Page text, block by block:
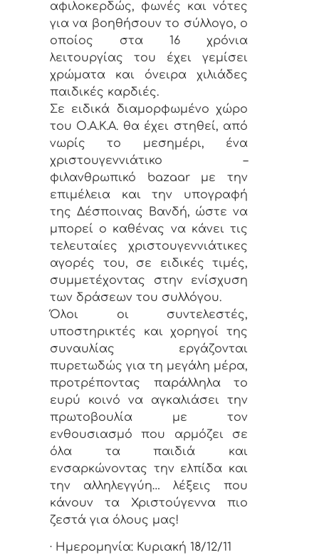
αφιλοκερδώς, φωνές και νότες
για να βοηθήσουν το σύλλογο, ο
οποίος στα 16 χρόνια
λειτουργίας του έχει γεμίσει
χρώματα και όνειρα χιλιάδες
παιδικές καρδιές.
Σε ειδικά διαμορφωμένο χώρο
του Ο.Α.Κ.Α. θα έχει στηθεί, από
νωρίς το μεσημέρι, ένα
χριστουγεννιάτικο –
φιλανθρωπικό bazaar με την
επιμέλεια και την υπογραφή
της Δέσποινας Βανδή, ώστε να
μπορεί ο καθένας να κάνει τις
τελευταίες χριστουγεννιάτικες
αγορές του, σε ειδικές τιμές,
συμμετέχοντας στην ενίσχυση
των δράσεων του συλλόγου.
Όλοι οι συντελεστές,
υποστηρικτές και χορηγοί της
συναυλίας εργάζονται
πυρετωδώς για τη μεγάλη μέρα,
προτρέποντας παράλληλα το
ευρύ κοινό να αγκαλιάσει την
πρωτοβουλία με τον
ενθουσιασμό που αρμόζει σε
όλα τα παιδιά και
ενσαρκώνοντας την ελπίδα και
την αλληλεγγύη… λέξεις που
κάνουν τα Χριστούγεννα πιο
ζεστά για όλους μας!
· Ημερομηνία: Κυριακή 18/12/11